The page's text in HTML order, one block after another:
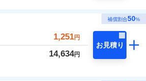
補償割合50%
1,251円
14,634円
お見積り